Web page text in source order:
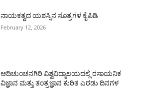
ನಾಯಕತ್ವದ ಯಶಸ್ಸಿನ ಸೂತ್ರಗಳ ಕೈಪಿಡಿ
February 12, 2026
ಆದಿಚುಂಚನಗಿರಿ ವಿಶ್ವವಿದ್ಯಾಲಯದಲ್ಲಿ ರಸಾಯನಿಕ
ವಿಜ್ಞಾನ ಮತ್ತು ತಂತ್ರಜ್ಞಾನ ಕುರಿತ ಎರಡು ದಿನಗಳ